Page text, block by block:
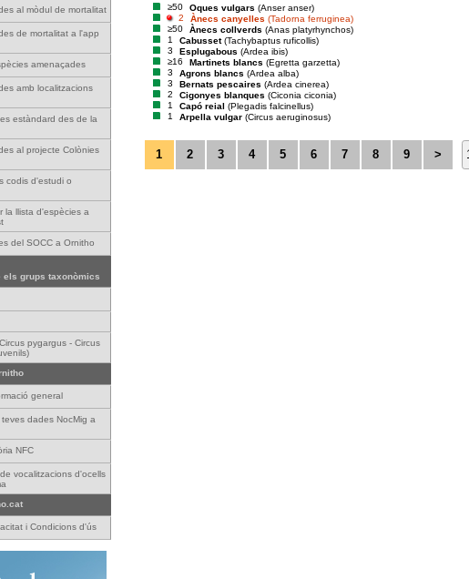
al mòdul de mortalitat
de mortalitat a l'app
amenaçades
amb localitzacions
estàndard des de la
al projecte Colònies
codis d'estudi o
la llista d'espècies a
del SOCC a Ornitho
els grups taxonòmics
pygargus - Circus
general
dades NocMig a
NFC
vocalitzacions d'ocells
i Condicions d'ús
≥50
Oques vulgars (Anser anser)
2
Ànecs canyelles (Tadorna ferruginea)
≥50
Ànecs collverds (Anas platyrhynchos)
1
Cabusset (Tachybaptus ruficollis)
3
Esplugabous (Ardea ibis)
≥16
Martinets blancs (Egretta garzetta)
3
Agrons blancs (Ardea alba)
3
Bernats pescaires (Ardea cinerea)
2
Cigonyes blanques (Ciconia ciconia)
1
Capó reial (Plegadis falcinellus)
1
Arpella vulgar (Circus aeruginosus)
1 2 3 4 5 6 7 8 9 >